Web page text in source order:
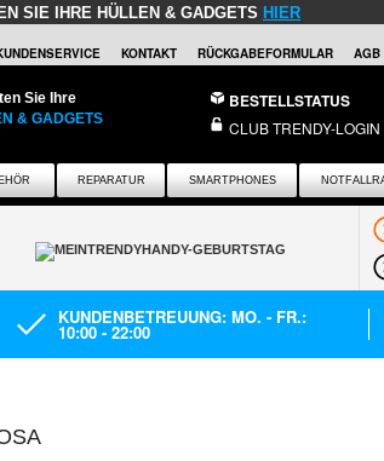
SIE IHRE HÜLLEN & GADGETS HIER
KONTAKT RÜCKGABEFORMULAR AGB
Sie Ihre
& GADGETS
BESTELLSTATUS
CLUB TRENDY-LOGIN
REPARATUR SMARTPHONES
KUNDENBETREUUNG: MO. - FR.:
10:00 - 22:00